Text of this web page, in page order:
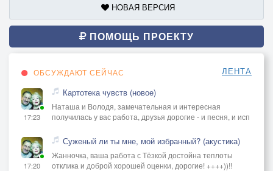
НОВАЯ ВЕРСИЯ
ПОМОЩЬ ПРОЕКТУ
ОБСУЖДАЮТ СЕЙЧАС ЛЕНТА
17:23
Картотека чувств (новое)
Наташа и Володя, замечательная и интересная
получилась у вас работа, друзья дорогие - и песня, и исп
17:20
Суженый ли ты мне, мой избранный? (акустика)
Жанночка, ваша работа с Тёзкой достойна теплоты
отклика и доброй хорошей оценки, дорогие! ++++))!!